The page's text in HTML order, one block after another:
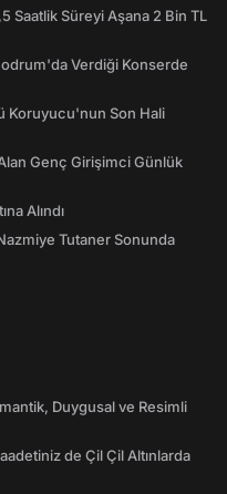
Saatlik Süreyi Aşana 2 Bin TL
Verdiği Konserde
Koruyucu'nun Son Hali
Genç Girişimci Günlük
Alındı
Tutaner Sonunda
Duygusal ve Resimli
de Çil Çil Altınlarda